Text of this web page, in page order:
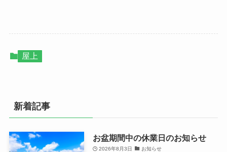
屋上
新着記事
お盆期間中の休業日のお知らせ
2026年8月3日 お知らせ